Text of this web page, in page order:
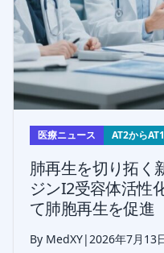
医療ニュース AT2から
肺再生を切り拓く
ジンI2受容体活性
て肺胞再生を促進
By MedXY|2026年7月13